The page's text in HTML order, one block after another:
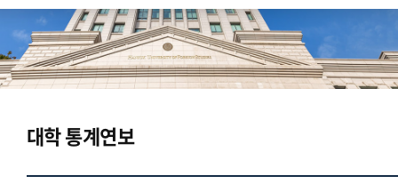
대학 통계연보